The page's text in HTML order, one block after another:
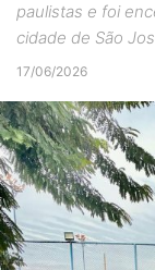
paulistas e foi
cidade de São
17/06/2026